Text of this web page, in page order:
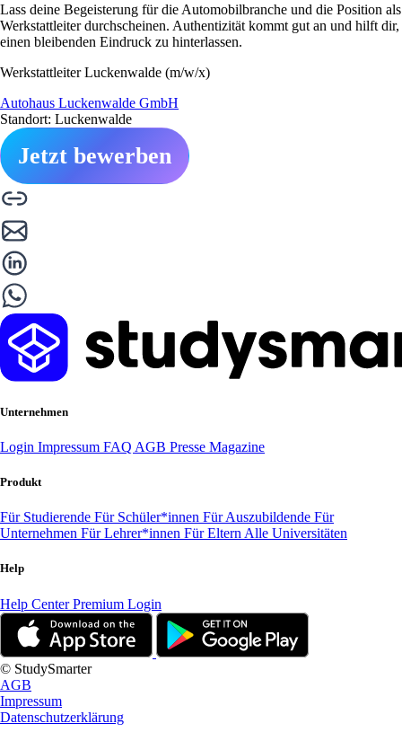
Lass deine Begeisterung für die Automobilbranche und die Position als
Werkstattleiter durchscheinen. Authentizität kommt gut an und hilft dir,
einen bleibenden Eindruck zu hinterlassen.
Werkstattleiter Luckenwalde (m/w/x)
Autohaus Luckenwalde GmbH
Standort: Luckenwalde
Jetzt bewerben
Unternehmen
Login Impressum FAQ AGB Presse Magazine
Produkt
Für Studierende Für Schüler*innen Für Auszubildende Für
Unternehmen Für Lehrer*innen Für Eltern Alle Universitäten
Help
Help CenterPremium Login
© StudySmarter
AGB
Impressum
Datenschutzerklärung